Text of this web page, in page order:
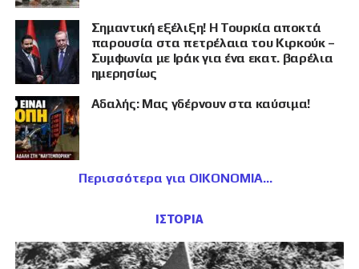
Σημαντική εξέλιξη! Η Τουρκία αποκτά
παρουσία στα πετρέλαια του Κιρκούκ –
Συμφωνία με Ιράκ για ένα εκατ. βαρέλια
ημερησίως
Αδαλής: Μας γδέρνουν στα καύσιμα!
Περισσότερα για ΟΙΚΟΝΟΜΙΑ
ΙΣΤΟΡΙΑ